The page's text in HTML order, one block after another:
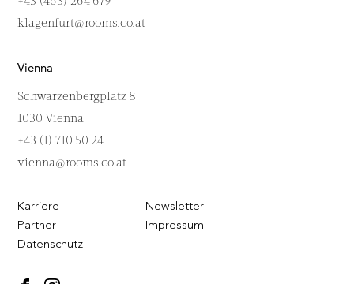
klagenfurt@rooms.co.at
Vienna
Schwarzenbergplatz 8
1030 Vienna
+43 (1) 710 50 24
vienna@rooms.co.at
Karriere
Newsletter
Partner
Impressum
Datenschutz